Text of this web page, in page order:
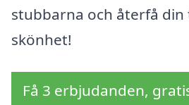
stubbarna och återfå
skönhet!
Få 3 erbjudanden,